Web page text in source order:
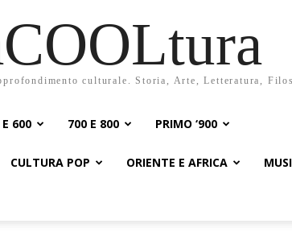
culturale. Storia, Arte, Letteratura,
600 700 E 800 PRIMO ‘900
CULTURA POP ORIENTE E AFRICA